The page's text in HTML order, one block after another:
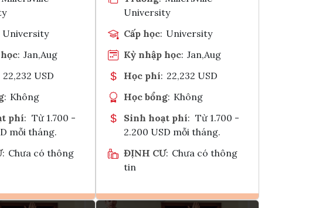
University
: Jan,Aug
22,232 USD
: Không
phí: Từ 1.700 -
mỗi tháng.
: Chưa có thông
University
Cấp học: University
Kỳ nhập học: Jan,Aug
Học phí: 22,232 USD
Học bổng: Không
Sinh hoạt phí: Từ 1.700 -
2.200 USD mỗi tháng.
ĐỊNH CƯ: Chưa có thông
tin